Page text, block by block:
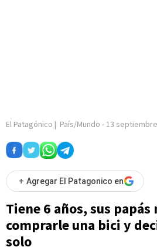
El Patagónico | País/Mundo - 13
+ Agregar El Patagonico en
Tiene 6 años, sus
comprarle una bici y
solo